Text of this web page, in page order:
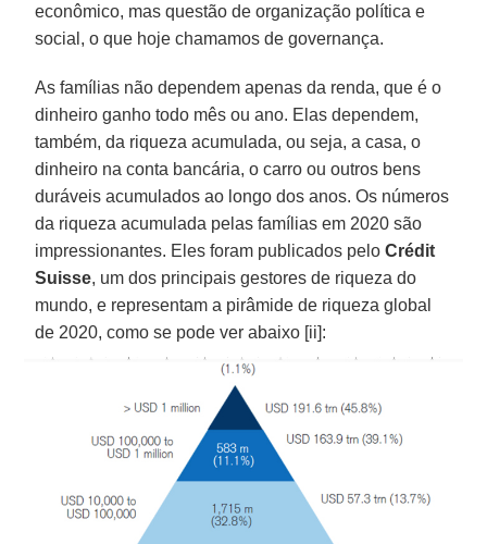
econômico, mas questão de organização política e
social, o que hoje chamamos de governança.
As famílias não dependem apenas da renda, que é o
dinheiro ganho todo mês ou ano. Elas dependem,
também, da riqueza acumulada, ou seja, a casa, o
dinheiro na conta bancária, o carro ou outros bens
duráveis acumulados ao longo dos anos. Os números
da riqueza acumulada pelas famílias em 2020 são
impressionantes. Eles foram publicados peloCrédit
Suisse, um dos principais gestores de riqueza do
mundo, e representam a pirâmide de riqueza global
de 2020, como se pode ver abaixo [ii]: